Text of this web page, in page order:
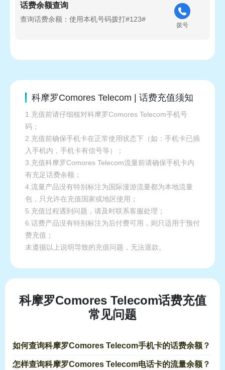
话费余额查询
查询话费余额：使用本机号码拨打#123#
拨号
科摩罗Comores Telecom | 话费充值须知
1.充值前请仔细核对科摩罗Comores Telecom手机号
码；
2.充值前确保手机卡在正常使用状态下（如：手机卡已插
入手机内，手机卡有信号等）；
3.充值科摩罗Comores Telecom流量前请确保手机卡内
有充足话费余额；
4.流量产品没有特别标注为国际漫游流量都为本地流量
包，只允许在充值国家或地区使用；
5.充值过程遇到问题，请及时联系客服处理；
6.话费产品没有特别标注为后付费可用，则只适用于预付
费充值；
未遵循以上说明导致的充值问题，无法退款。
科摩罗Comores Telecom话费充值
常见问题
如何查询科摩罗Comores Telecom手机卡的话费余额？
怎样查询科摩罗Comores Telecom电话卡的流量余额？